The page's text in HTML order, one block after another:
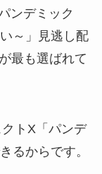
ンデミック
～」見逃し配
最も選ばれて
トX「パンデ
るからです。